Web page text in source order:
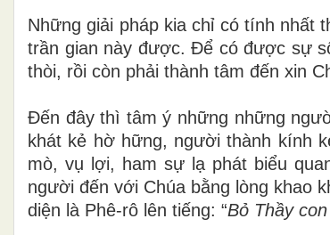
Những giải pháp kia chỉ có tính nhất
trần gian này được. Để có được sự
thòi, rồi còn phải thành tâm đến xin
Đến đây thì tâm ý những những
khát kẻ hờ hững, người thành kính
mò, vụ lợi, ham sự lạ phát biểu
người đến với Chúa bằng lòng khao
diện là Phê-rô lên tiếng: “Bỏ Thầy